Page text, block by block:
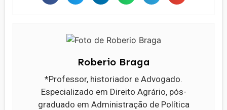
Roberio Braga
*Professor, historiador e Advogado.
Especializado em Direito Agrário, pós-
graduado em Administração de Política